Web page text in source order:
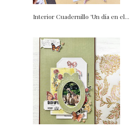
Interior Cuadernillo 'Un día en el...